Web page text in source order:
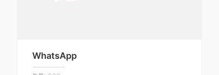
WhatsApp